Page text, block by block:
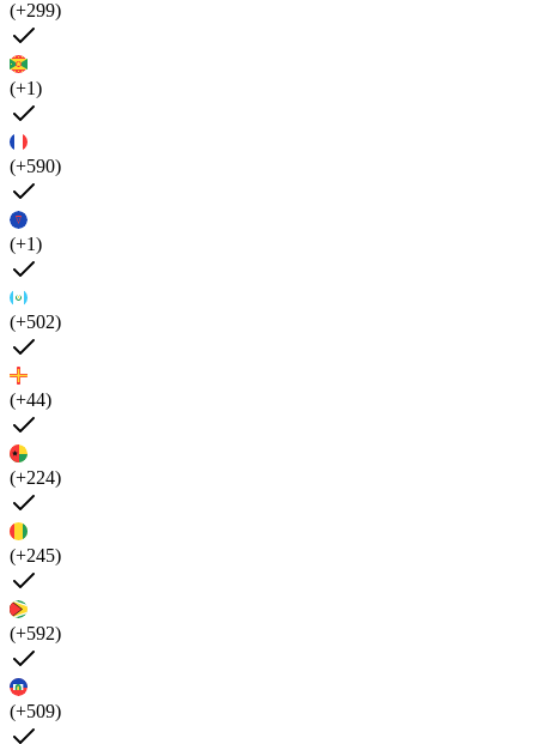
(+299)
(+1)
(+590)
(+1)
(+502)
(+44)
(+224)
(+245)
(+592)
(+509)